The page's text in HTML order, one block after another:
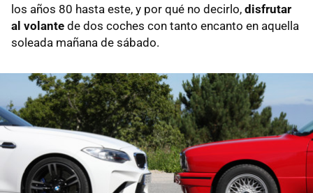
los años 80 hasta este, y por qué no decirlo, disfrutar
al volante de dos coches con tanto encanto en aquella
soleada mañana de sábado.